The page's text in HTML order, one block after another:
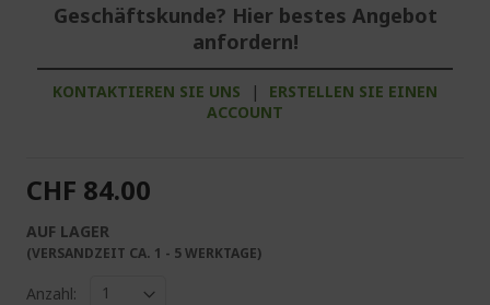
Geschäftskunde? Hier bestes Angebot
anfordern!
KONTAKTIEREN SIE UNS |
ERSTELLEN SIE EINEN
ACCOUNT
CHF 84.00
AUF LAGER
(VERSANDZEIT CA. 1 - 5 WERKTAGE)
Anzahl: